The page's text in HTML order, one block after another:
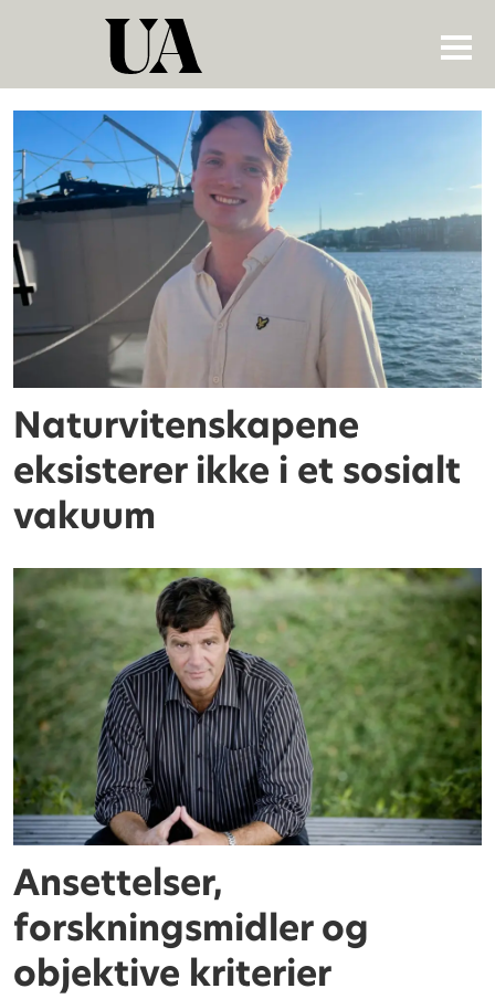
Tag:
per
arne
bjørkum
Naturvitenskapene
eksisterer ikke i et sosialt
vakuum
Ansettelser,
forskningsmidler og
objektive kriterier